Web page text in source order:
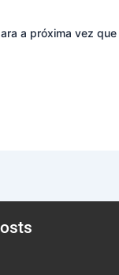
a próxima vez que